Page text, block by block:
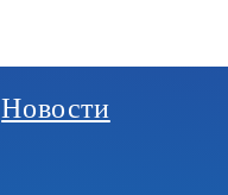
Новости